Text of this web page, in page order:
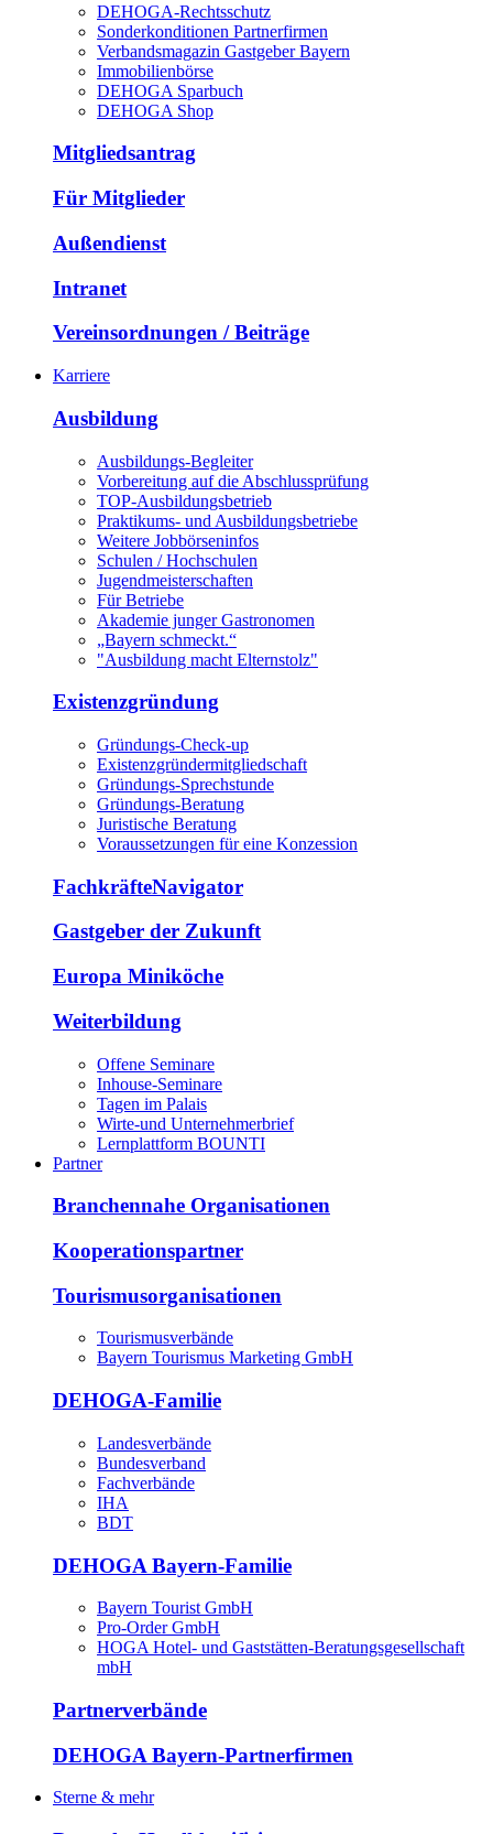
DEHOGA-Rechtsschutz
Sonderkonditionen Partnerfirmen
Verbandsmagazin Gastgeber Bayern
Immobilienbörse
DEHOGA Sparbuch
DEHOGA Shop
Mitgliedsantrag
Für Mitglieder
Außendienst
Intranet
Vereinsordnungen / Beiträge
Karriere
Ausbildung
Ausbildungs-Begleiter
Vorbereitung auf die Abschlussprüfung
TOP-Ausbildungsbetrieb
Praktikums- und Ausbildungsbetriebe
Weitere Jobbörseninfos
Schulen / Hochschulen
Jugendmeisterschaften
Für Betriebe
Akademie junger Gastronomen
„Bayern schmeckt.“
"Ausbildung macht Elternstolz"
Existenzgründung
Gründungs-Check-up
Existenzgründermitgliedschaft
Gründungs-Sprechstunde
Gründungs-Beratung
Juristische Beratung
Voraussetzungen für eine Konzession
FachkräfteNavigator
Gastgeber der Zukunft
Europa Miniköche
Weiterbildung
Offene Seminare
Inhouse-Seminare
Tagen im Palais
Wirte-und Unternehmerbrief
Lernplattform BOUNTI
Partner
Branchennahe Organisationen
Kooperationspartner
Tourismusorganisationen
Tourismusverbände
Bayern Tourismus Marketing GmbH
DEHOGA-Familie
Landesverbände
Bundesverband
Fachverbände
IHA
BDT
DEHOGA Bayern-Familie
Bayern Tourist GmbH
Pro-Order GmbH
HOGA Hotel- und Gaststätten-Beratungsgesellschaft
mbH
Partnerverbände
DEHOGA Bayern-Partnerfirmen
Sterne & mehr